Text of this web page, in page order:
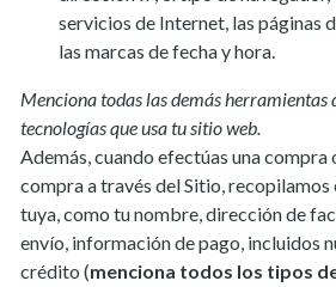
servicios de Internet, las páginas
las marcas de fecha y hora.
Menciona todas las demás herramientas
tecnologías que usa tu sitio web.
Además, cuando efectúas una compra
compra a través del Sitio,
tuya, como tu nombre, dirección de
envío, información de pago, incluidos
crédito (menciona todos los tipos